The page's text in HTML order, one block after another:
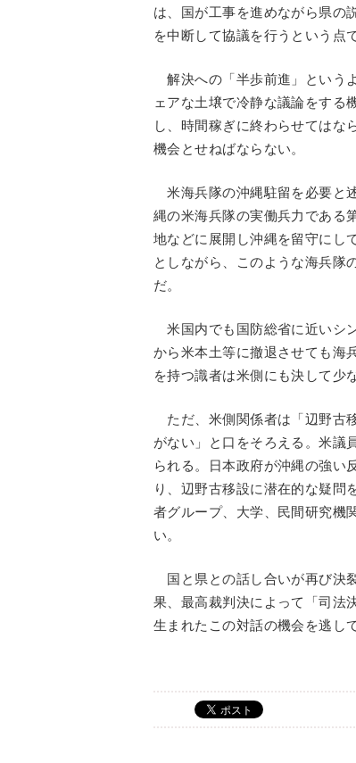
は、国が工事を進めながら県の
を中断して協議を行うという点
解決への「半歩前進」という
ェアな土壌で冷静な議論をする
し、時間稼ぎに終わらせてはな
機会とせねばならない。
米海兵隊の沖縄駐留を必要と
縄の米海兵隊の実働兵力である
地などに展開し沖縄を留守にし
としながら、このような海兵隊
だ。
米国内でも国防総省に近いシ
から米本土等に撤退させても海
を持つ識者は米側にも決して少
ただ、米側関係者は「辺野古
がない」と口をそろえる。米議
られる。日本政府が沖縄の強い
り、辺野古移設に潜在的な疑問
者グループ、大学、民間研究機
い。
国と県との話し合いが再び決
果、最高裁判決によって「司法
生まれたこの対話の機会を逃し